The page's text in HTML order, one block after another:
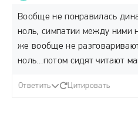
Вообще не понравилась
ноль, симпатии между ними
же вообще не
ноль…потом сидят читают
Ответить Цитировать